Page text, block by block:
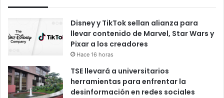
Disney y TikTok sellan alianza para
llevar contenido de Marvel, Star Wars y
Pixar a los creadores
Hace 16 horas
TSE llevará a universitarios
herramientas para enfrentar la
desinformación en redes sociales